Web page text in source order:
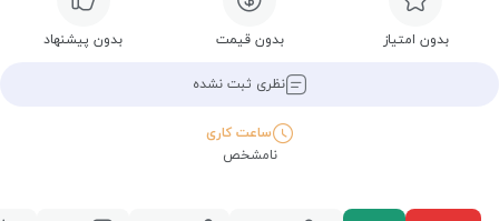
بدون امتیاز بدون قیمت بدون پیشنهاد
نظری ثبت نشده
ساعت کاری
نامشخص